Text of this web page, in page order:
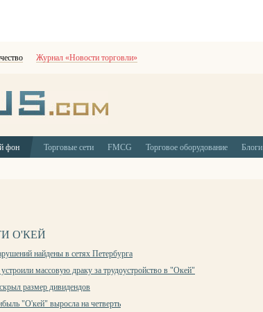
Журнал «Новости торговли»
фон Торговые сети FMCG Торговое оборудование Блоги
О'КЕЙ
найдены в сетях Петербурга
массовую драку за трудоустройство в "Окей"
размер дивидендов
"О'кей" выросла на четверть